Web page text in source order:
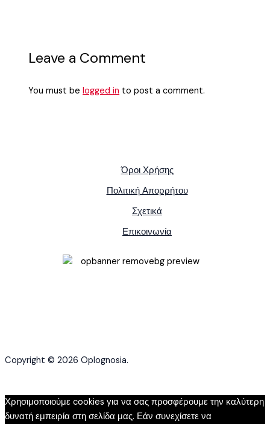
Leave a Comment
You must belogged in to post a comment.
Όροι Χρήσης
Πολιτική Απορρήτου
Σχετικά
Επικοινωνία
Copyright © 2026 Oplognosia.
Χρησιμοποιούμε cookies για να σας προσφέρουμε την καλύτερη
δυνατή εμπειρία στη σελίδα μας. Εάν συνεχίσετε να